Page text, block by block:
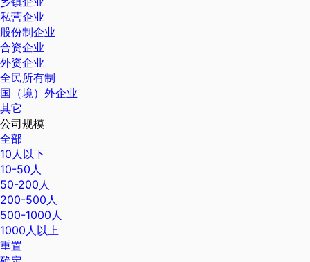
私营企业
股份制企业
合资企业
外资企业
全民所有制
国（境）外企业
其它
公司规模
全部
10人以下
10-50人
50-200人
200-500人
500-1000人
1000人以上
重置